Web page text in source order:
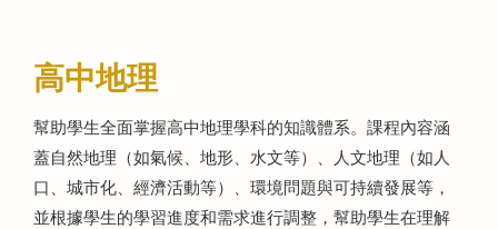
高中地理
幫助學生全面掌握高中地理學科的知識體系。課程內容涵
蓋自然地理（如氣候、地形、水文等）、人文地理（如人
口、城市化、經濟活動等）、環境問題與可持續發展等，
並根據學生的學習進度和需求進行調整，幫助學生在理解